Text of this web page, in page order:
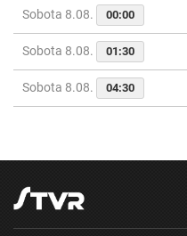
Sobota 8.08. 00:00
Sobota 8.08. 01:30
Sobota 8.08. 04:30